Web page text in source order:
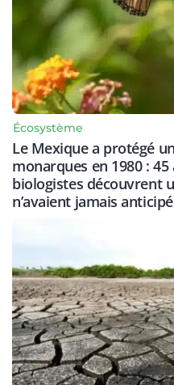
Écosystème
Le Mexique a protégé
monarques en 1980 :
biologistes découvrent
n’avaient jamais anticipé